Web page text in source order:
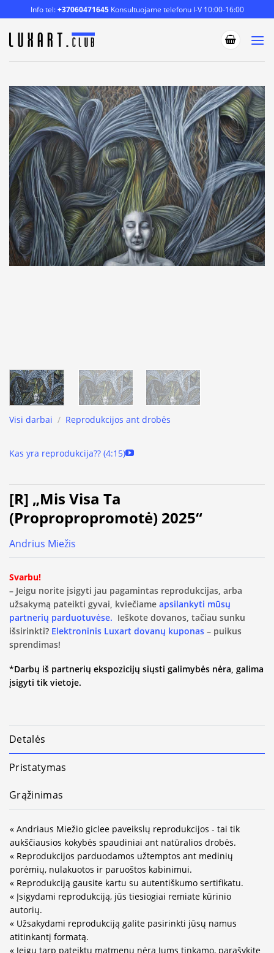
to
content
Info tel:+37060471645Konsultuojame telefonu I-V 10:00-16:00
Visi darbai / Reprodukcijos ant drobės
Kas yra reprodukcija?? (4:15)
[R] „Mis Visa Ta
(Propropropromotė) 2025“
Andrius Miežis
Svarbu!
– Jeigu norite įsigyti jau pagamintas reprodukcijas, arba
užsakymą pateikti gyvai, kviečiame apsilankyti mūsų
partnerių parduotuvėse. Ieškote dovanos, tačiau sunku
išsirinkti? Elektroninis Luxart dovanų kuponas – puikus
sprendimas!
*Darbų iš partnerių ekspozicijų siųsti galimybės nėra, galima
įsigyti tik vietoje.
Detalės
Pristatymas
Grąžinimas
« Andriaus Miežio giclee paveikslų reprodukcijos - tai tik
aukščiausios kokybės spaudiniai ant natūralios drobės.
« Reprodukcijos parduodamos užtemptos ant medinių
porėmių, nulakuotos ir paruoštos kabinimui.
« Reprodukciją gausite kartu su autentiškumo sertifikatu.
« Įsigydami reprodukciją, jūs tiesiogiai remiate kūrinio
autorių.
« Užsakydami reprodukciją galite pasirinkti jūsų namus
atitinkantį formatą.
« Jeigu tarp pateiktų matmenų nėra Jums tinkamo, parašykite